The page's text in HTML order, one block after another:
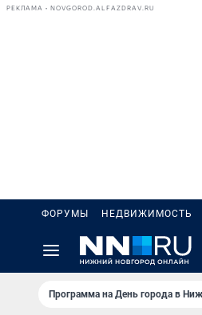
РЕКЛАМА • NOVGOROD.ALFAZDRAV.RU
ФОРУМЫ НЕДВИЖИМОСТЬ
Программа на День города в